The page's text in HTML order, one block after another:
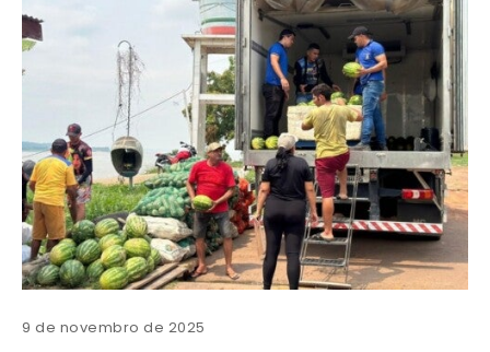
9 de novembro de 2025